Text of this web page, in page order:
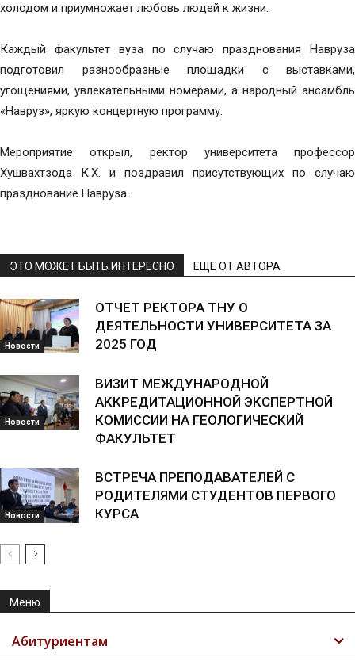
холодом и приумножает любовь людей к жизни.
Каждый факультет вуза по случаю празднования Навруза
подготовил разнообразные площадки с выставками,
угощениями, увлекательными номерами, а народный ансамбль
«Навруз», яркую концертную программу.
Мероприятие открыл, ректор университета профессор
Хушвахтзода К.Х. и поздравил присутствующих по случаю
празднование Навруза.
ЭТО МОЖЕТ БЫТЬ ИНТЕРЕСНО ЕЩЕ ОТ АВТОРА
Новости
ОТЧЕТ РЕКТОРА ТНУ О
ДЕЯТЕЛЬНОСТИ УНИВЕРСИТЕТА ЗА
2025 ГОД
Новости
ВИЗИТ МЕЖДУНАРОДНОЙ
АККРЕДИТАЦИОННОЙ ЭКСПЕРТНОЙ
КОМИССИИ НА ГЕОЛОГИЧЕСКИЙ
ФАКУЛЬТЕТ
Новости
ВСТРЕЧА ПРЕПОДАВАТЕЛЕЙ С
РОДИТЕЛЯМИ СТУДЕНТОВ ПЕРВОГО
КУРСА
Меню
Абитуриентам